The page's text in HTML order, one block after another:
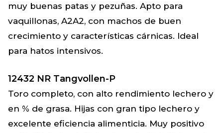
muy buenas patas y pezuñas. Apto para
vaquillonas, A2A2, con machos de buen
crecimiento y características cárnicas. Ideal
para hatos intensivos.
12432 NR Tangvollen-P
Toro completo, con alto rendimiento lechero y
en % de grasa. Hijas con gran tipo lechero y
excelente eficiencia alimenticia. Muy positivo